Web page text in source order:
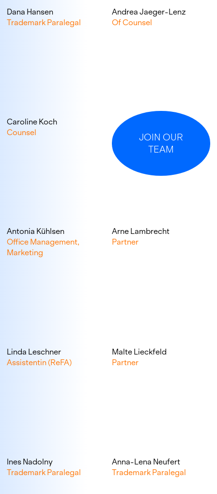
Dana Hansen
Trademark Paralegal
Andrea Jaeger-Lenz
Of Counsel
Caroline Koch
Counsel
JOIN OUR
TEAM
Antonia Kühlsen
Office Management,
Marketing
Arne Lambrecht
Partner
Linda Leschner
Assistentin (ReFA)
Malte Lieckfeld
Partner
Ines Nadolny
Trademark Paralegal
Anna-Lena Neufert
Trademark Paralegal